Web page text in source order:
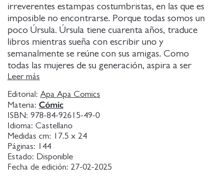
irreverentes estampas costumbristas, en las que es
imposible no encontrarse. Porque todas somos un
poco Úrsula. Úrsula tiene cuarenta años, traduce
libros mientras sueña con escribir uno y
semanalmente se reúne con sus amigas. Como
todas las mujeres de su generación, aspira a ser
amable sin resultar débil, a parecer inteligente sin
ser tachada de pedante y a ayudar a quienes la
rodean sin que la toreen. Este es el día a día de una
mujer cualquiera y sin embargo extraordinaria, con
ambiciones pero sensata, que adora a sus amigas
aunque muchas veces las tiraría por un barranco.
Un cúmulo de contradicciones, vamos. Las locuritas
de Úrsula despliega un recital de recetas para que el
día a día, tan amargo e ingrato casi siempre, no nos
Leer más
Editorial: Apa Apa Comics
Materia: Cómic
ISBN: 978-84-92615-49-0
Idioma: Castellano
Medidas cm:
17.5 x 24
Páginas:
144
Estado: Disponible
Fecha de edición: 27-02-2025